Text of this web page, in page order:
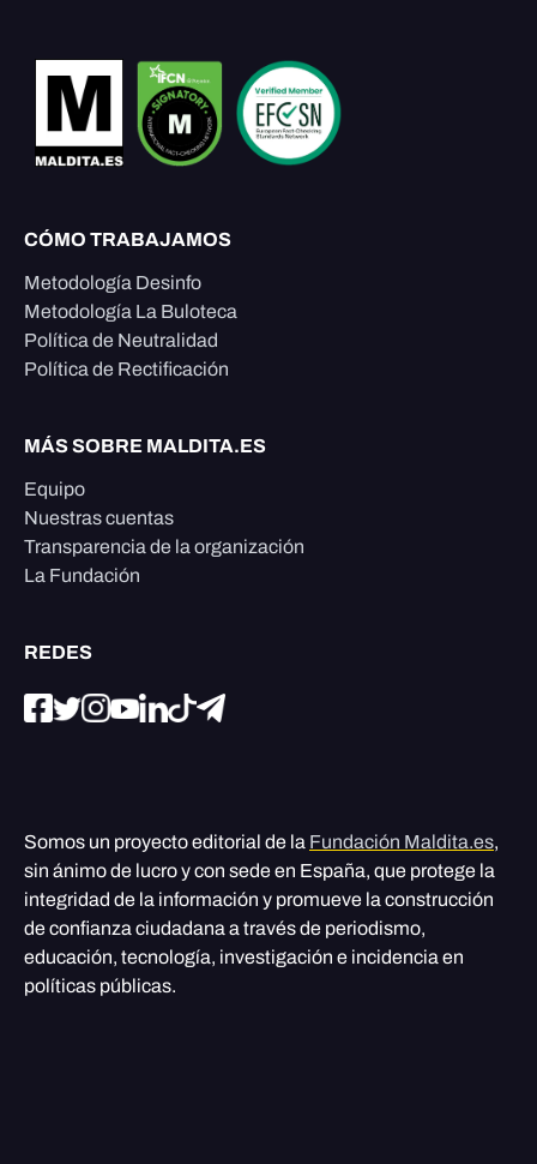
CÓMO TRABAJAMOS
Metodología Desinfo
Metodología La Buloteca
Política de Neutralidad
Política de Rectificación
MÁS SOBRE MALDITA.ES
Equipo
Nuestras cuentas
Transparencia de la organización
La Fundación
REDES
Somos un proyecto editorial de la Fundación Maldita.es,
sin ánimo de lucro y con sede en España, que protege la
integridad de la información y promueve la construcción
de confianza ciudadana a través de periodismo,
educación, tecnología, investigación e incidencia en
políticas públicas.